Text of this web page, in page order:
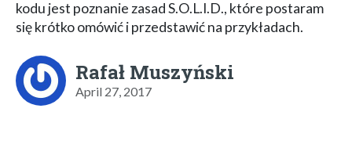
kodu jest poznanie zasad S.O.L.I.D., które postaram
się krótko omówić i przedstawić na przykładach.
Rafał Muszyński
April 27, 2017